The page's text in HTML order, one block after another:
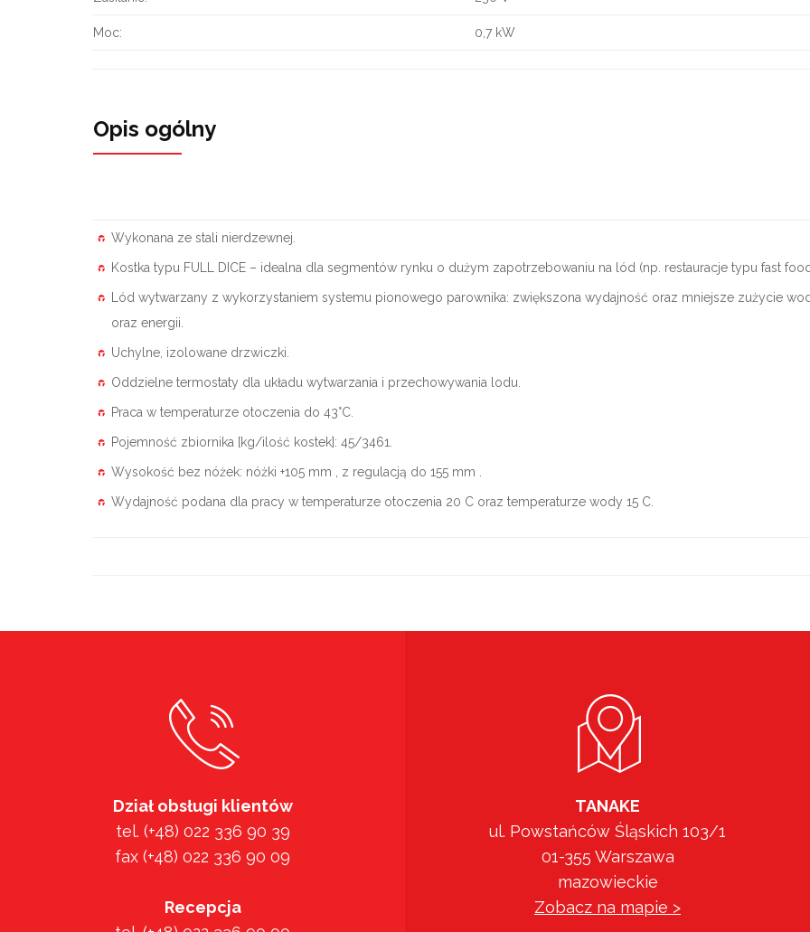
Moc: 0,7 kW
Opis ogólny
Wykonana ze stali nierdzewnej.
Kostka typu FULL DICE – idealna dla segmentów rynku o dużym zapotrzebowaniu na lód (np. restauracje typu fast
Lód wytwarzany z wykorzystaniem systemu pionowego parownika: zwiększona wydajność oraz mniejsze zużycie
oraz energii.
Uchylne, izolowane drzwiczki.
Oddzielne termostaty dla układu wytwarzania i przechowywania lodu.
Praca w temperaturze otoczenia do 43°C.
Pojemność zbiornika [kg/ilość kostek]: 45/3461.
Wysokość bez nóżek: nóżki +105 mm , z regulacją do 155 mm .
Wydajność podana dla pracy w temperaturze otoczenia 20 C oraz temperaturze wody 15 C.
Dział obsługi klientów
tel. (+48) 022 336 90 39
fax (+48) 022 336 90 09
Recepcja
TANAKE
ul. Powstańców Śląskich 103/1
01-355 Warszawa
mazowieckie
Zobacz na mapie >